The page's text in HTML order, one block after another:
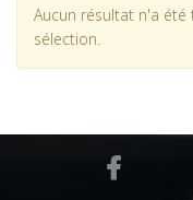
Aucun résultat n'a
sélection.